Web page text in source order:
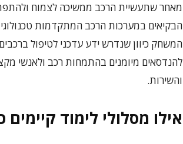
מאחר שתעשיית הרכב ממשיכה לצמוח
הבקיאים במערכות הרכב המתקדמות
המשחק כיוון שנדרש ידע עדכני לטיפול
להנדסאים מיומנים בהתמחות רכב ולאנשי
והשירות.
אילו מסלולי לימוד